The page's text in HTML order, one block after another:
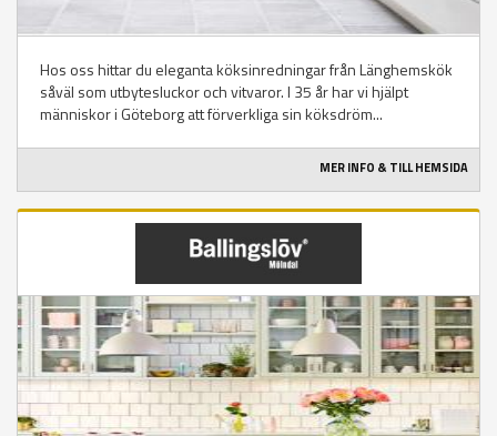
Hos oss hittar du eleganta köksinredningar från Länghemskök
såväl som utbytesluckor och vitvaror. I 35 år har vi hjälpt
människor i Göteborg att förverkliga sin köksdröm...
MER INFO & TILL HEMSIDA